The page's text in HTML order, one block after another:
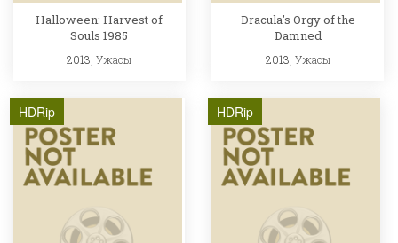
Halloween: Harvest of
Souls 1985
2013,Ужасы
Dracula's Orgy of the
Damned
2013, Ужасы
HDRip HDRip